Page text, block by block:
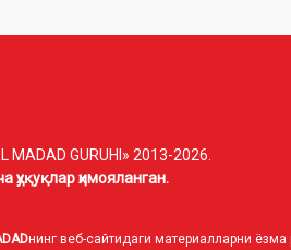
MADAD GURUHI» 2013-2026.
ҳуқуқлар ҳимояланган.
нинг веб-сайтидаги материалларни